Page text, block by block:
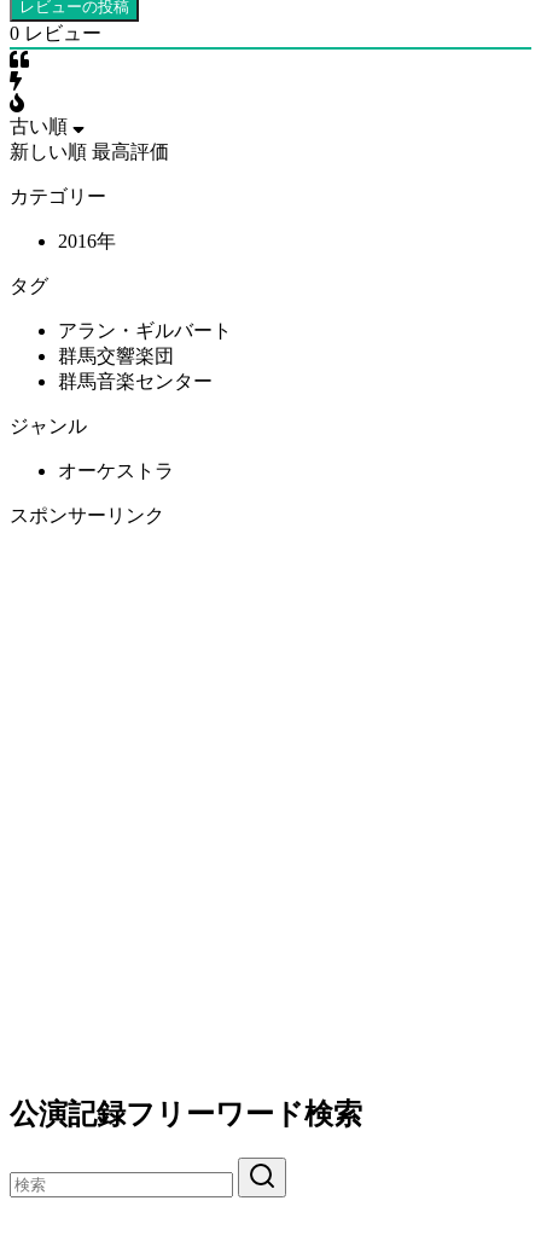
0 レビュー
古い順
新しい順 最高評価
カテゴリー
2016年
タグ
アラン・ギルバート
群馬交響楽団
群馬音楽センター
ジャンル
オーケストラ
スポンサーリンク
公演記録フリーワード検索